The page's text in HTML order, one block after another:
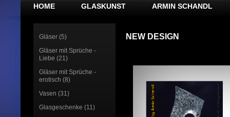
HOME GLASKUNST ARMIN SCHANDL
NEW DESIGN
Gläser (5)
Gläser mit Sprüche -
Liebe (21)
Gläser mit Sprüche -
erotisch (8)
Vasen (31)
Glasgeschenke (11)